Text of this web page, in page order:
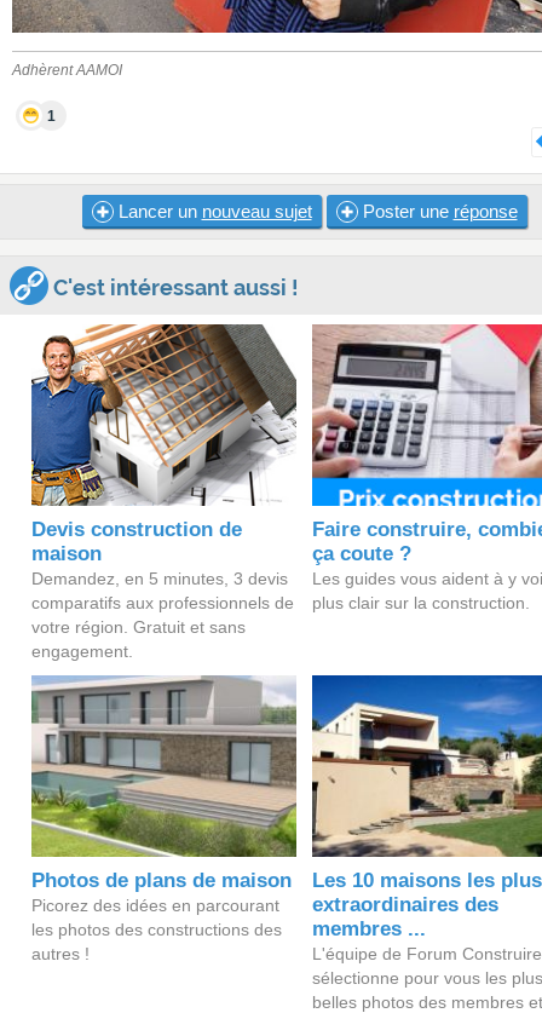
Adhèrent AAMOI
1
Lancer un nouveau sujet Poster une réponse
C'est intéressant aussi !
Devis construction de
maison
Demandez, en 5 minutes, 3 devis
comparatifs aux professionnels de
votre région. Gratuit et sans
engagement.
Faire construire,
ça coute ?
Les guides vous aident à y
plus clair sur la construction.
Photos de plans de maison
Picorez des idées en parcourant
les photos des constructions des
autres !
Les 10 maisons les plus
extraordinaires des
membres ...
L'équipe de Forum Construire
sélectionne pour vous les
belles photos des membres